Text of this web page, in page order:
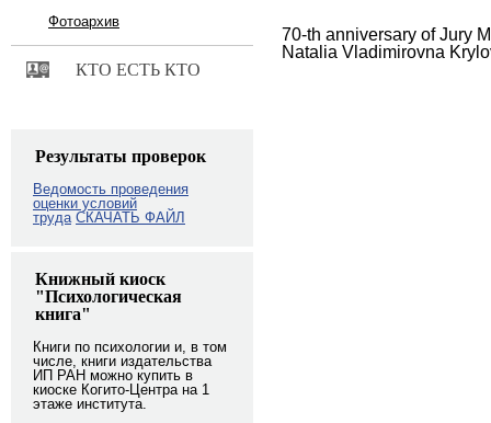
70-th anniversary of Jury
Natalia Vladimirovna
Фотоархив
КТО ЕСТЬ КТО
Результаты проверок
Ведомость проведения
оценки условий
труда СКАЧАТЬ ФАЙЛ
Книжный киоск
"Психологическая
книга"
Книги по психологии и, в том
числе, книги издательства
ИП РАН можно купить в
киоске Когито-Центра на 1
этаже института.